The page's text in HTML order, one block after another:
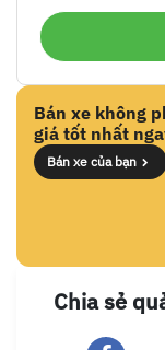
Bán xe không
giá tốt nhất
Bán xe của bạn
Chia sẻ